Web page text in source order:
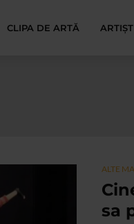
CLIPA DE ARTĂ
ALTE
sa